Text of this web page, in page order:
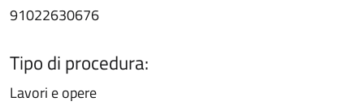
91022630676
Tipo di procedura:
Lavori e opere